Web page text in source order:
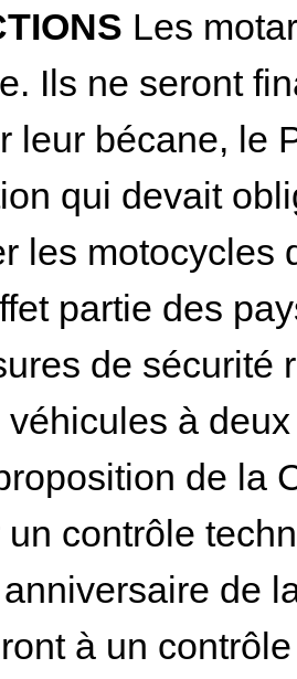
Les
Ils ne seront
leur bécane, le
qui devait
les motocycles
partie des
de sécurité
véhicules à
de la
un contrôle
de
à un